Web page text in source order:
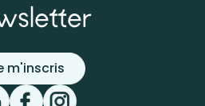
m'inscris